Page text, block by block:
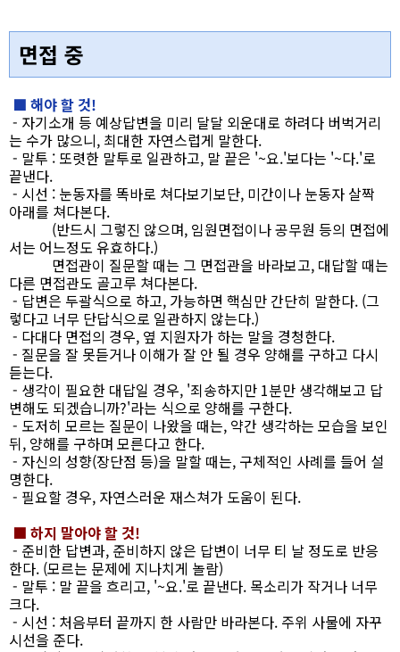
면접 중
■ 해야 할 것!
- 자기소개 등 예상답변을 미리 달달 외운대로 하려다 버벅거리
는 수가 많으니, 최대한 자연스럽게 말한다.
- 말투 : 또렷한 말투로 일관하고, 말 끝은 '~요.'보다는 '~다.'로
끝낸다.
- 시선 : 눈동자를 똑바로 쳐다보기보단, 미간이나 눈동자 살짝
아래를 쳐다본다.
(반드시 그렇진 않으며, 임원면접이나 공무원 등의 면접에
서는 어느정도 유효하다.)
면접관이 질문할 때는 그 면접관을 바라보고, 대답할 때는
다른 면접관도 골고루 쳐다본다.
- 답변은 두괄식으로 하고, 가능하면 핵심만 간단히 말한다. (그
렇다고 너무 단답식으로 일관하지 않는다.)
- 다대다 면접의 경우, 옆 지원자가 하는 말을 경청한다.
- 질문을 잘 못듣거나 이해가 잘 안 될 경우 양해를 구하고 다시
듣는다.
- 생각이 필요한 대답일 경우, '죄송하지만 1분만 생각해보고 답
변해도 되겠습니까?'라는 식으로 양해를 구한다.
- 도저히 모르는 질문이 나왔을 때는, 약간 생각하는 모습을 보인
뒤, 양해를 구하며 모른다고 한다.
- 자신의 성향(장단점 등)을 말할 때는, 구체적인 사례를 들어 설
명한다.
- 필요할 경우, 자연스러운 재스쳐가 도움이 된다.
■ 하지 말아야 할 것!
- 준비한 답변과, 준비하지 않은 답변이 너무 티 날 정도로 반응
한다. (모르는 문제에 지나치게 놀람)
- 말투 : 말 끝을 흐리고, '~요.'로 끝낸다. 목소리가 작거나 너무
크다.
- 시선 : 처음부터 끝까지 한 사람만 바라본다. 주위 사물에 자꾸
시선을 준다.